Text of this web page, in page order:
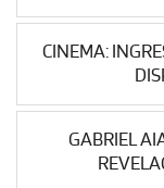
CINEMA:
GABRIEL